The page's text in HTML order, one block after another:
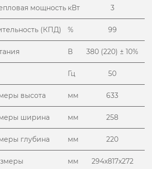
мощность кВт 3
(КПД) % 99
В 380 (220) ± 10%
Гц 50
высота мм 633
ширина мм 258
глубина мм 220
мм 294x817x272